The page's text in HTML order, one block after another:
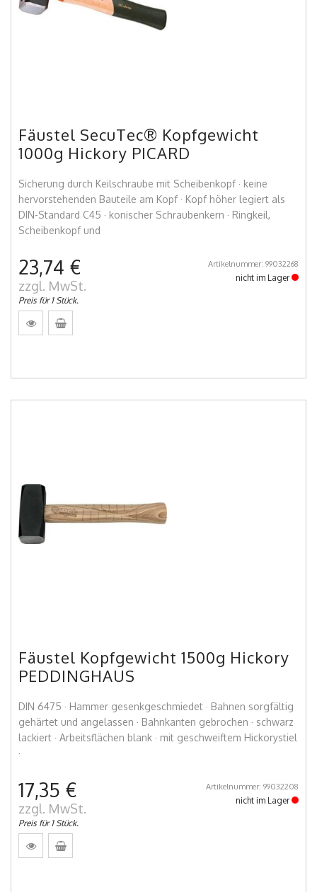
Fäustel SecuTec® Kopfgewicht
1000g Hickory PICARD
Sicherung durch Keilschraube mit Scheibenkopf · keine
hervorstehenden Bauteile am Kopf · Kopf höher legiert als
DIN-Standard C45 · konischer Schraubenkern · Ringkeil,
Scheibenkopf und
23,74 €
zzgl. MwSt.
Preis für 1 Stück.
Artikelnummer: 99032268
nicht im Lager
Fäustel Kopfgewicht 1500g Hickory
PEDDINGHAUS
DIN 6475 · Hammer gesenkgeschmiedet · Bahnen sorgfältig
gehärtet und angelassen · Bahnkanten gebrochen · schwarz
lackiert · Arbeitsflächen blank · mit geschweiftem Hickorystiel
·
17,35 €
zzgl. MwSt.
Preis für 1 Stück.
Artikelnummer: 99032208
nicht im Lager